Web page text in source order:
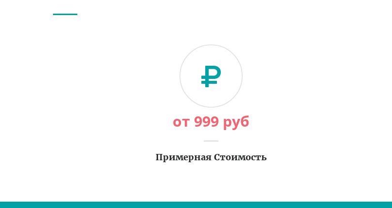
от 999 руб
Примерная Стоимость